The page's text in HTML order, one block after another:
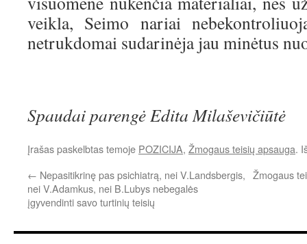
veikla, Seimo nariai
netrukdomai sudarinėja jau minėtus
Spaudai parengė Edita Milaševičiūtė
Įrašas paskelbtas temoje POZICIJA, Žmogaus teisių apsauga.
← Nepasitikrinę pas psichiatrą, nei V.Landsbergis,
nei V.Adamkus, nei B.Lubys nebegalės
įgyvendinti savo turtinių teisių
Žmogaus